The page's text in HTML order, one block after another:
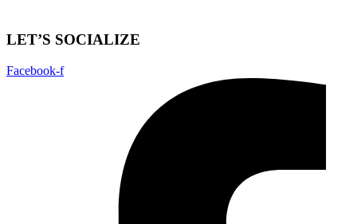
LET’S SOCIALIZE
Facebook-f